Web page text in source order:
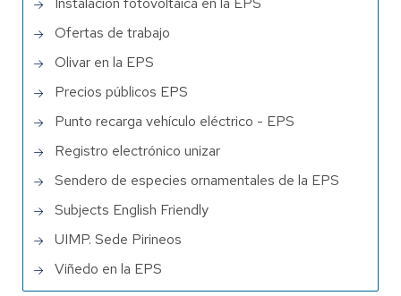
Ofertas de trabajo
Olivar en la EPS
Precios públicos EPS
Punto recarga vehículo eléctrico - EPS
Registro electrónico unizar
Sendero de especies ornamentales de la EPS
Subjects English Friendly
UIMP. Sede Pirineos
Viñedo en la EPS